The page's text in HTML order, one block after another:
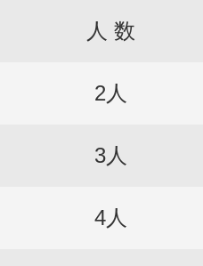
人 数
2人
3人
4人